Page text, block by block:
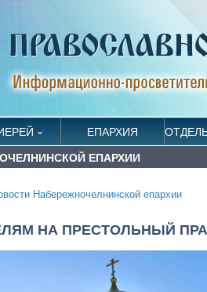
ЕПАРХИЯ
ЕПАРХИИ
Набережночелнинской епархии
НА ПРЕСТОЛЬНЫЙ